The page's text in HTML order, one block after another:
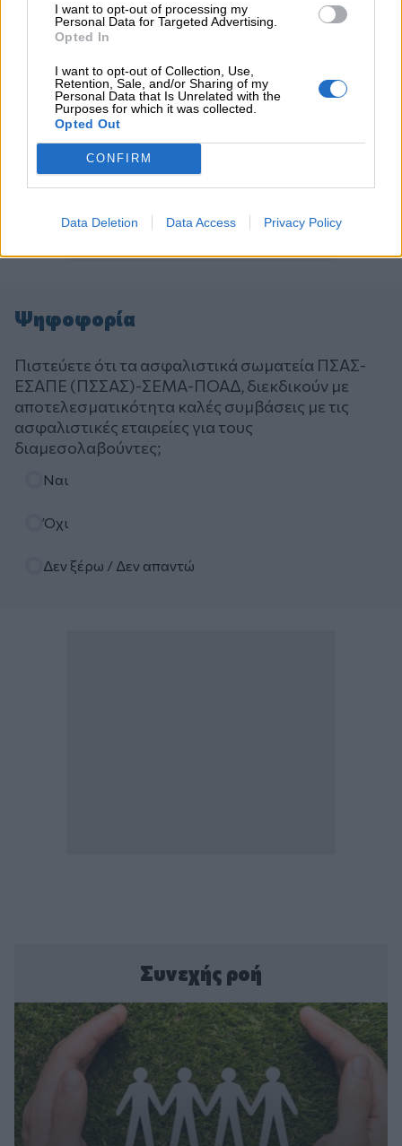
I want to opt-out of processing my
Personal Data for Targeted Advertising.
Opted In
I want to opt-out of Collection, Use,
Retention, Sale, and/or Sharing of my
Personal Data that Is Unrelated with the
Purposes for which it was collected.
Opted Out
CONFIRM
Data Deletion Data Access Privacy Policy
Ψηφοφορία
Πιστεύετε ότι τα ασφαλιστικά σωματεία ΠΣΑΣ-
ΕΣΑΠΕ (ΠΣΣΑΣ)-ΣΕΜΑ-ΠΟΑΔ, διεκδικούν με
αποτελεσματικότητα καλές συμβάσεις με τις
ασφαλιστικές εταιρείες για τους
διαμεσολαβούντες;
Ναι
Όχι
Δεν ξέρω / Δεν απαντώ
Συνεχής ροή